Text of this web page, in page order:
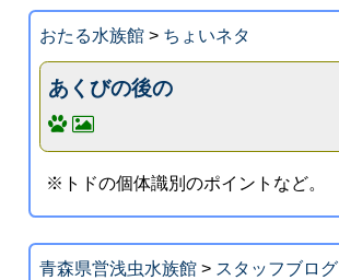
おたる水族館> ちょいネタ
あくびの後の
※トドの個体識別のポイントなど。
青森県営浅虫水族館> スタッフブログ